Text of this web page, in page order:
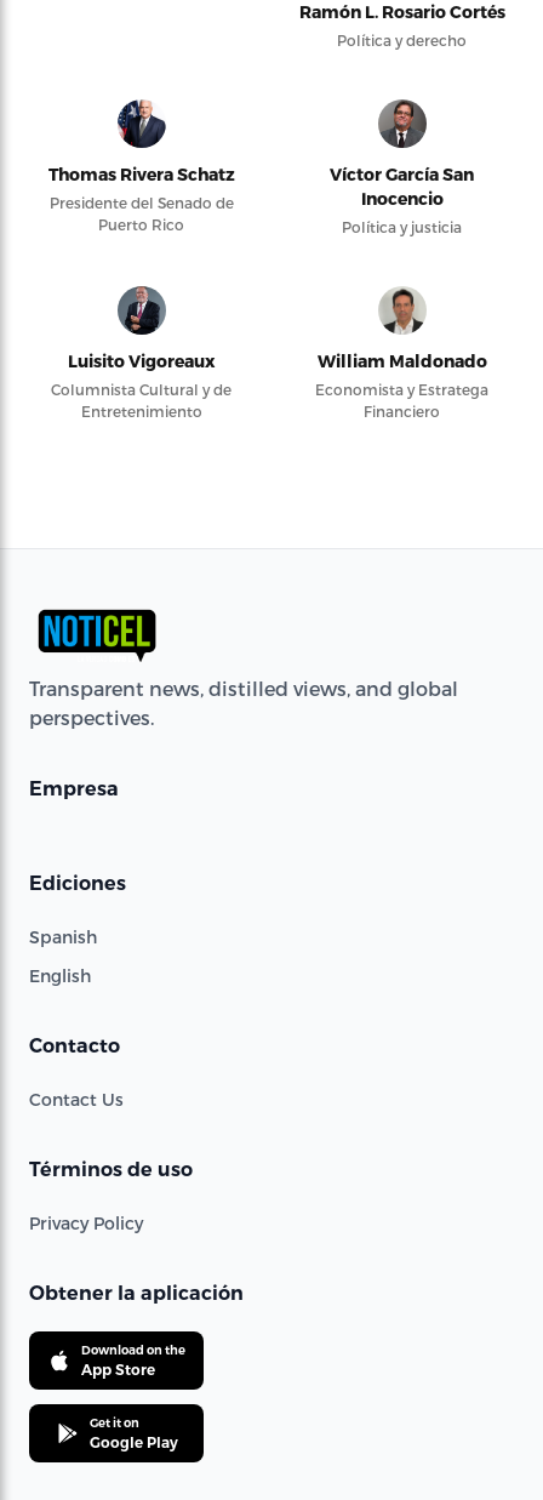
Ramón L. Rosario Cortés
Política y derecho
Thomas Rivera Schatz
Presidente del Senado de
Puerto Rico
Víctor García San
Inocencio
Política y justicia
Luisito Vigoreaux
Columnista Cultural y de
Entretenimiento
William Maldonado
Economista y Estratega
Financiero
Transparent news, distilled views, and global
perspectives.
Empresa
Ediciones
Spanish
English
Contacto
Contact Us
Términos de uso
Privacy Policy
Obtener la aplicación
Download on the
App Store
Get it on
Google Play